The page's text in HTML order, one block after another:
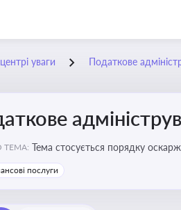
уваги Податкове
Тема стосується порядку
платників податків
послуги